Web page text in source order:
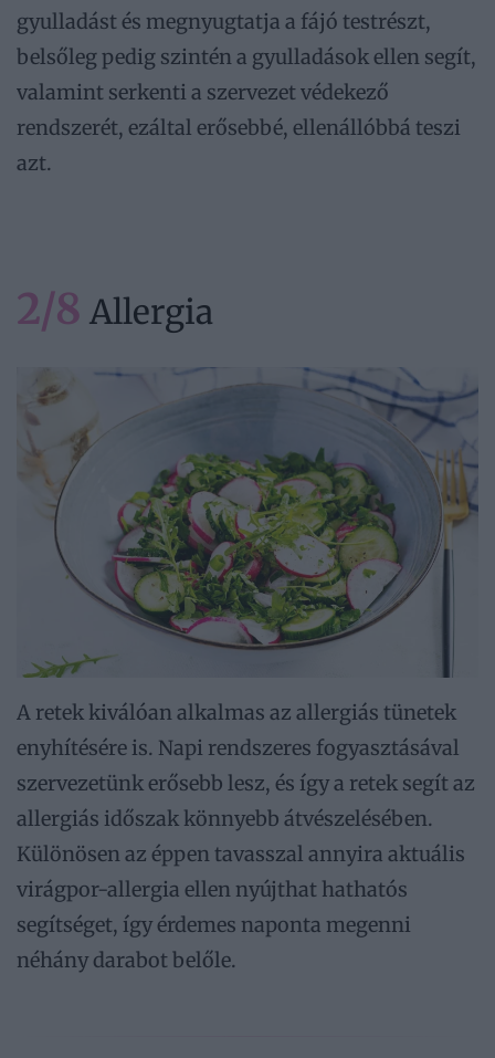
gyulladást és megnyugtatja a fájó testrészt,
belsőleg pedig szintén a gyulladások ellen segít,
valamint serkenti a szervezet védekező
rendszerét, ezáltal erősebbé, ellenállóbbá teszi
azt.
2/8 Allergia
A retek kiválóan alkalmas az allergiás tünetek
enyhítésére is. Napi rendszeres fogyasztásával
szervezetünk erősebb lesz, és így a retek segít az
allergiás időszak könnyebb átvészelésében.
Különösen az éppen tavasszal annyira aktuális
virágpor-allergia ellen nyújthat hathatós
segítséget, így érdemes naponta megenni
néhány darabot belőle.